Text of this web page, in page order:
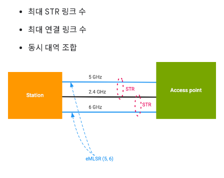
최대 STR 링크 수
최대 연결 링크 수
동시 대역 조합